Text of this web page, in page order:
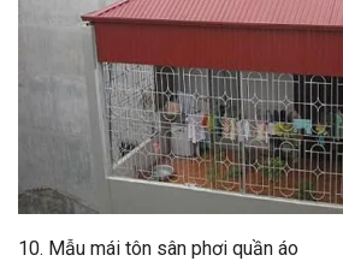
10. Mẫu mái tôn sân phơi quần áo